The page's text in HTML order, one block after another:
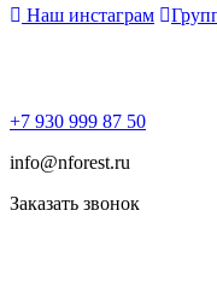
Наш инстаграм
+7 930 999 87 50
info@nforest.ru
Заказать звонок